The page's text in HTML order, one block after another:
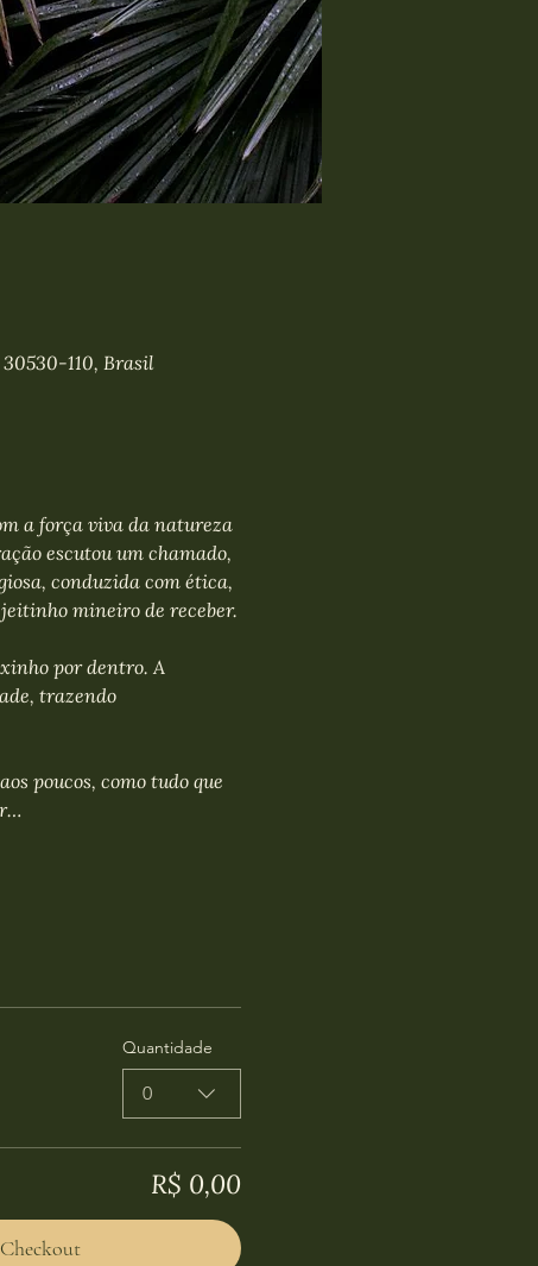
110, Brasil
a força viva da natureza
escutou um chamado,
conduzida com ética,
mineiro de receber.
por dentro. A
trazendo
poucos, como tudo que
Quantidade
0
R$ 0,00
Checkout